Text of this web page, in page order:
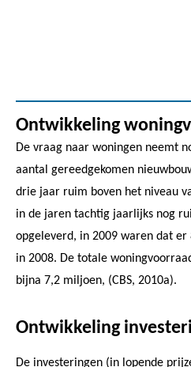
Ontwikkeling
De vraag naar woningen neemt
aantal gereedgekomen
drie jaar ruim boven het niveau
in de jaren tachtig jaarlijks nog
opgeleverd, in 2009 waren dat er
in 2008. De totale
bijna 7,2 miljoen, (CBS, 2010a).
Ontwikkeling
De investeringen (in lopende